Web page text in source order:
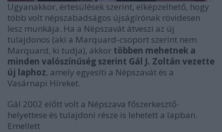
Ugyanakkor, értesülések szerint, elképzelhető, hogy
több volt népszabadságos újságírónak rövidesen
lesz munkája. Ha a Népszavát átveszi az új
tulajdonos (aki a Marquard-csoport szerint nem
Marquard, ki tudja), akkor többen mehetnek a
minden valószínűség szerint Gál J. Zoltán vezette
új laphoz, amely egyesíti a Népszavát és a
Vasárnapi Híreket.
Gál 2002 előtt volt a Népszava főszerkesztő-
helyettese és tulajdoni része is lehetett a lapban.
Emellett